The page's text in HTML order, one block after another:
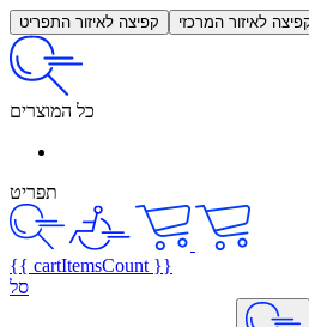
קפיצה לאיזור התפריט לאיזור המרכזי
כל המוצרים
תפריט
{{ cartItemsCount }}
סל